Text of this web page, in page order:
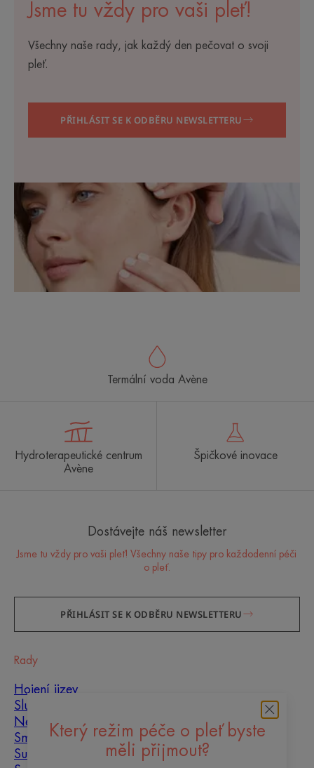
Jsme tu vždy pro vaši pleť!
Všechny naše rady, jak každý den pečovat o svoji
pleť.
PŘIHLÁSIT SE K ODBĚRU NEWSLETTERU
Který režim péče o pleť byste
měli přijmout?
Termální voda Avène
Hydroterapeutické centrum
Avène
Špičkové inovace
Dostávejte náš newsletter
Jsme tu vždy pro vaši pleť! Všechny naše tipy pro každodenní péči
o pleť.
PŘIHLÁSIT SE K ODBĚRU NEWSLETTERU
Rady
Hojení jizev
Slunce
Nedokonalosti pleti
Smíšená pleť
Suchá pleť